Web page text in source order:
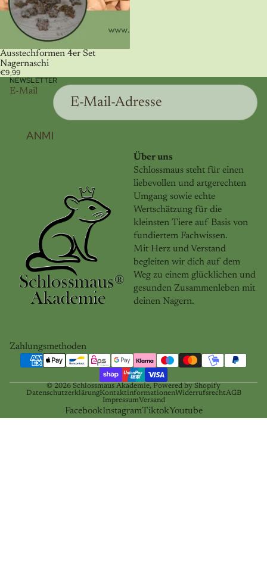
Ausstechformen 4er Set
Nagernaschi
€9,99
NEWSLETTER
E-Mail
ANMELDEN
Über uns
Schlossmaus steht für einen
liebevollen und artgerechten
Umgang sowie echte
Wertschätzung für die
kleinsten Tiere auf Basis von
fundiertem Fachwissen.
Mit Herz und Verstand
begleiten wir dich auf dem
Weg zu einem glücklichen und
gesunden Zusammenleben mit
deinen Nagern.
Zahlungsmethoden
© 2026 Schlossmaus Akademie, Powered by Shopify
DatenschutzerklärungKontaktinformationenWiderrufsrechtAGB
ImpressumVersand
FacebookInstagramTiktokYoutube